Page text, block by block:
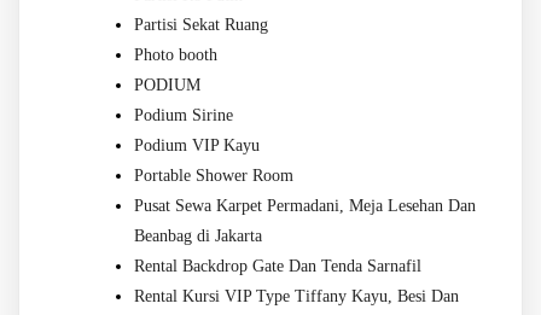
Partisi Sekat Ruang
Photo booth
PODIUM
Podium Sirine
Podium VIP Kayu
Portable Shower Room
Pusat Sewa Karpet Permadani, Meja Lesehan Dan
Beanbag di Jakarta
Rental Backdrop Gate Dan Tenda Sarnafil
Rental Kursi VIP Type Tiffany Kayu, Besi Dan